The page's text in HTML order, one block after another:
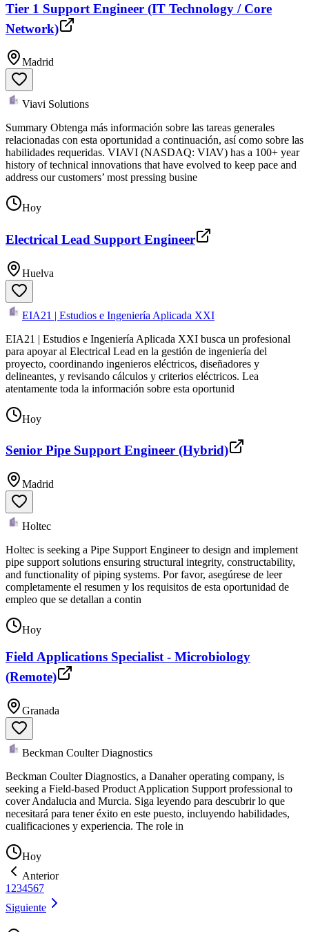
Tier 1 Support Engineer (IT Technology / Core
Network)
Madrid
Viavi Solutions
Summary Obtenga más información sobre las tareas generales
relacionadas con esta oportunidad a continuación, así como sobre las
habilidades requeridas. VIAVI (NASDAQ: VIAV) has a 100+ year
history of technical innovations that have evolved to keep pace and
address our customers’ most pressing busine
Hoy
Electrical Lead Support Engineer
Huelva
EIA21 | Estudios e Ingeniería Aplicada XXI
EIA21 | Estudios e Ingeniería Aplicada XXI busca un profesional
para apoyar al Electrical Lead en la gestión de ingeniería del
proyecto, coordinando ingenieros eléctricos, diseñadores y
delineantes, y revisando cálculos y criterios eléctricos. Lea
atentamente toda la información sobre esta oportunid
Hoy
Senior Pipe Support Engineer (Hybrid)
Madrid
Holtec
Holtec is seeking a Pipe Support Engineer to design and implement
pipe support solutions ensuring structural integrity, constructability,
and functionality of piping systems. Por favor, asegúrese de leer
completamente el resumen y los requisitos de esta oportunidad de
empleo que se detallan a contin
Hoy
Field Applications Specialist - Microbiology
(Remote)
Granada
Beckman Coulter Diagnostics
Beckman Coulter Diagnostics, a Danaher operating company, is
seeking a Field-based Product Application Support professional to
cover Andalucia and Murcia. Siga leyendo para descubrir lo que
necesitará para tener éxito en este puesto, incluyendo habilidades,
cualificaciones y experiencia. The role in
Hoy
Anterior
1 234567
Siguiente